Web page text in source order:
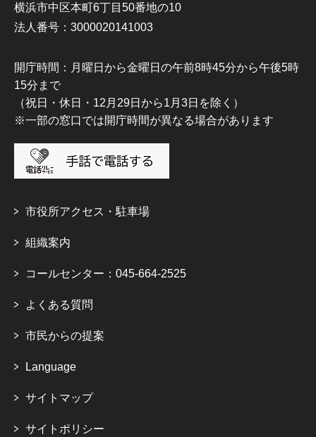
横浜市中区本町6丁目50番地の10
法人番号：3000020141003
開庁時間：月曜日から金曜日の午前8時45分から午後5時
15分まで
（祝日・休日・12月29日から1月3日を除く）
※一部の窓口では開庁時間が異なる場合があります
市役所アクセス・駐車場
組織案内
コールセンター：045-664-2525
よくある質問
市民からの提案
Language
サイトマップ
サイトポリシー